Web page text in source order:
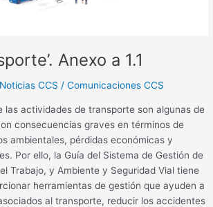
Anexo a 1.1
Noticias CCS /Comunicaciones CCS
las actividades de transporte son algunas de
consecuencias graves en términos de
ambientales, pérdidas económicas y
Por ello, la Guía del Sistema de Gestión de
Trabajo, y Ambiente y Seguridad Vial tiene
herramientas de gestión que ayuden a
al transporte, reducir los accidentes